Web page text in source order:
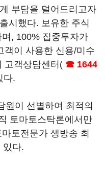
부담을 덜어드리고자
시했다. 보유한 주식
, 100% 집중투자가
객이 사용한 신용/미수
고객상담센터( ☎ 1644
다.
원이 선별하여 최적의
토마토스탁론에서만
토전문가 생방송 최
있다.